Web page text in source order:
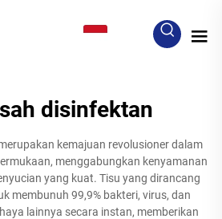
disinfektan
kemajuan revolusioner dalam
menggabungkan kenyamanan
yang kuat. Tisu yang dirancang
membunuh 99,9% bakteri, virus, dan
lainnya secara instan, memberikan